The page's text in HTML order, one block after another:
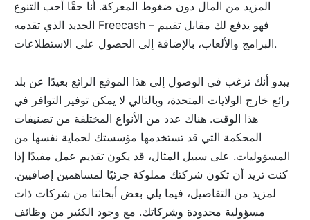
المزيد من المال دون ضغوط المعركة. أنا حقًا أحب التنوع
الجديد الذي تقدمه Freecash – فهو يدفع لك مقابل تقييم
البرامج والألعاب، بالإضافة إلى الحصول على الاستطلاعات.
يبدو أنك ترغب في الوصول إلى هذا الموقع الرائع بعيدًا عن بلد
رائع خارج الولايات المتحدة، وبالتالي لا يمكن توفير التوافر في
هذا الوقت. هناك عدد من الأنواع المختلفة من تصنيفات
المحكمة التي قد تستخدمها مؤسستك لحماية نفسها من
المسؤوليات. على سبيل المثال، قد يكون تقديم عمل مفيدًا إذا
كنت تريد أن تكون شركتك مملوكة جزئيًا لمساهمين إضافيين.
لمزيد من التفاصيل، فيما يلي بعض أبحاثنا من شركات ذات
مسؤولية محدودة وشركاتك. مع وجود الكثير من وظائف